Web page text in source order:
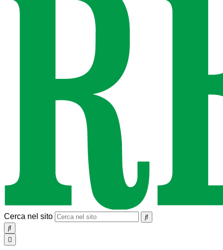
Cerca nel sito
SEARCH
Toggle
navigation